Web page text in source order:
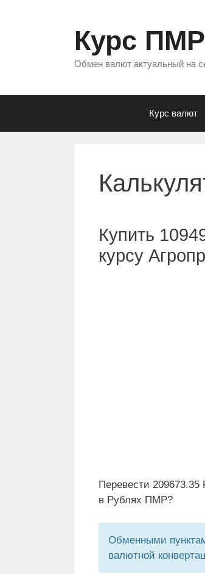
Курс ПМР
Обмен валют актуальный на
Курс валют
Купить
курсу
Перевести
в Рублях ПМР?
Обменными
валютной